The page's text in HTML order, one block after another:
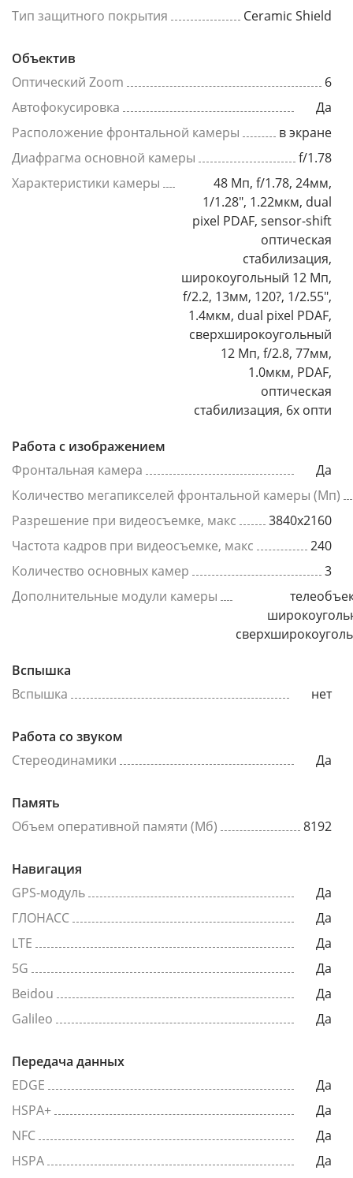
Тип защитного покрытия
Ceramic Shield
Объектив
Оптический Zoom
6
Автофокусировка
Да
Расположение фронтальной камеры
в экране
Диафрагма основной камеры
f/1.78
Характеристики камеры
48 Мп, f/1.78, 24мм,
1/1.28", 1.22мкм, dual
pixel PDAF, sensor-shift
оптическая
стабилизация,
широкоугольный 12 Мп,
f/2.2, 13мм, 120?, 1/2.55",
1.4мкм, dual pixel PDAF,
сверхширокоугольный
12 Мп, f/2.8, 77мм,
1.0мкм, PDAF,
оптическая
стабилизация, 6x опти
Работа с изображением
Фронтальная камера
Да
Количество мегапикселей фронтальной камеры (Мп)
Разрешение при видеосъемке, макс
3840x2160
Частота кадров при видеосъемке, макс
240
Количество основных камер
3
Дополнительные модули камеры
Вспышка
Вспышка
нет
Работа со звуком
Стереодинамики
Да
Память
Объем оперативной памяти (Мб)
8192
Навигация
GPS-модуль
Да
ГЛОНАСС
Да
LTE
Да
5G
Да
Beidou
Да
Galileo
Да
Передача данных
EDGE
Да
HSPA+
Да
NFC
Да
HSPA
Да